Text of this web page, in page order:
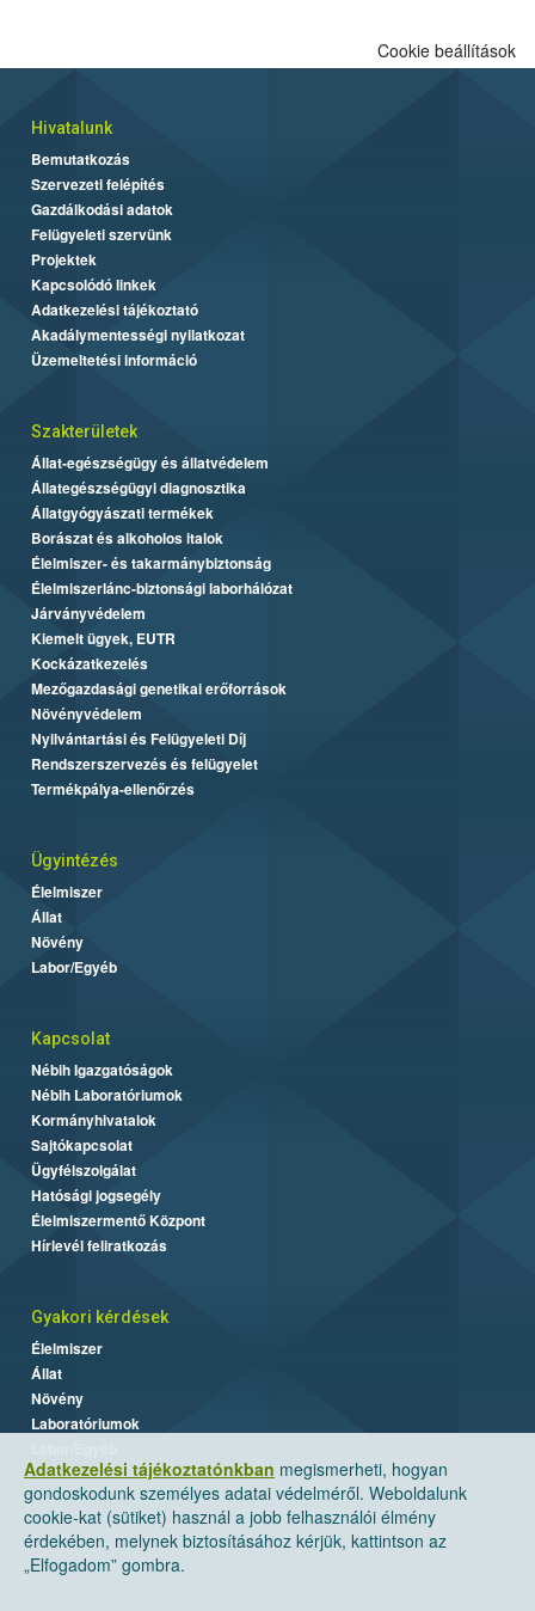
Adatkezelési tájékoztatónkban megismerheti, hogyan
gondoskodunk személyes adatai védelméről. Weboldalunk
cookie-kat (sütiket) használ a jobb felhasználói élmény
érdekében, melynek biztosításához kérjük, kattintson az
„Elfogadom” gombra.
Cookie beállítások
Hivatalunk
Bemutatkozás
Szervezeti felépítés
Gazdálkodási adatok
Felügyeleti szervünk
Projektek
Kapcsolódó linkek
Adatkezelési tájékoztató
Akadálymentességi nyilatkozat
Üzemeltetési információ
Szakterületek
Állat-egészségügy és állatvédelem
Állategészségügyi diagnosztika
Állatgyógyászati termékek
Borászat és alkoholos italok
Élelmiszer- és takarmánybiztonság
Élelmiszerlánc-biztonsági laborhálózat
Járványvédelem
Kiemelt ügyek, EUTR
Kockázatkezelés
Mezőgazdasági genetikai erőforrások
Növényvédelem
Nyilvántartási és Felügyeleti Díj
Rendszerszervezés és felügyelet
Termékpálya-ellenőrzés
Ügyintézés
Élelmiszer
Állat
Növény
Labor/Egyéb
Kapcsolat
Nébih Igazgatóságok
Nébih Laboratóriumok
Kormányhivatalok
Sajtókapcsolat
Ügyfélszolgálat
Hatósági jogsegély
Élelmiszermentő Központ
Hírlevél feliratkozás
Gyakori kérdések
Élelmiszer
Állat
Növény
Laboratóriumok